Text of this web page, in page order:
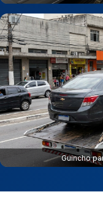
Guincho